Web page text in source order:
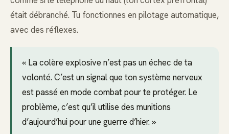
était débranché. Tu fonctionnes en pilotage automatique,
avec des réflexes.
« La colère explosive n’est pas un échec de ta
volonté. C’est un signal que ton système nerveux
est passé en mode combat pour te protéger. Le
problème, c’est qu’il utilise des munitions
d’aujourd’hui pour une guerre d’hier. »